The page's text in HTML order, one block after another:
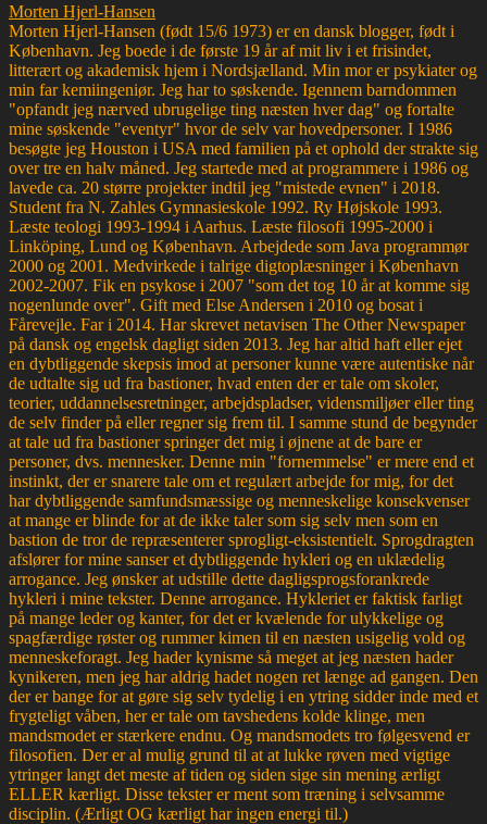
Morten Hjerl-Hansen
Morten Hjerl-Hansen (født 15/6 1973) er en dansk blogger, født i
København. Jeg boede i de første 19 år af mit liv i et frisindet,
litterært og akademisk hjem i Nordsjælland. Min mor er psykiater og
min far kemiingeniør. Jeg har to søskende. Igennem barndommen
"opfandt jeg nærved ubrugelige ting næsten hver dag" og fortalte
mine søskende "eventyr" hvor de selv var hovedpersoner. I 1986
besøgte jeg Houston i USA med familien på et ophold der strakte sig
over tre en halv måned. Jeg startede med at programmere i 1986 og
lavede ca. 20 større projekter indtil jeg "mistede evnen" i 2018.
Student fra N. Zahles Gymnasieskole 1992. Ry Højskole 1993.
Læste teologi 1993-1994 i Aarhus. Læste filosofi 1995-2000 i
Linköping, Lund og København. Arbejdede som Java programmør
2000 og 2001. Medvirkede i talrige digtoplæsninger i København
2002-2007. Fik en psykose i 2007 "som det tog 10 år at komme sig
nogenlunde over". Gift med Else Andersen i 2010 og bosat i
Fårevejle. Far i 2014. Har skrevet netavisen The Other Newspaper
på dansk og engelsk dagligt siden 2013. Jeg har altid haft eller ejet
en dybtliggende skepsis imod at personer kunne være autentiske når
de udtalte sig ud fra bastioner, hvad enten der er tale om skoler,
teorier, uddannelsesretninger, arbejdspladser, vidensmiljøer eller ting
de selv finder på eller regner sig frem til. I samme stund de begynder
at tale ud fra bastioner springer det mig i øjnene at de bare er
personer, dvs. mennesker. Denne min "fornemmelse" er mere end et
instinkt, der er snarere tale om et regulært arbejde for mig, for det
har dybtliggende samfundsmæssige og menneskelige konsekvenser
at mange er blinde for at de ikke taler som sig selv men som en
bastion de tror de repræsenterer sprogligt-eksistentielt. Sprogdragten
afslører for mine sanser et dybtliggende hykleri og en uklædelig
arrogance. Jeg ønsker at udstille dette dagligsprogsforankrede
hykleri i mine tekster. Denne arrogance. Hykleriet er faktisk farligt
på mange leder og kanter, for det er kvælende for ulykkelige og
spagfærdige røster og rummer kimen til en næsten usigelig vold og
menneskeforagt. Jeg hader kynisme så meget at jeg næsten hader
kynikeren, men jeg har aldrig hadet nogen ret længe ad gangen. Den
der er bange for at gøre sig selv tydelig i en ytring sidder inde med et
frygteligt våben, her er tale om tavshedens kolde klinge, men
mandsmodet er stærkere endnu. Og mandsmodets tro følgesvend er
filosofien. Der er al mulig grund til at at lukke røven med vigtige
ytringer langt det meste af tiden og siden sige sin mening ærligt
ELLER kærligt. Disse tekster er ment som træning i selvsamme
disciplin. (Ærligt OG kærligt har ingen energi til.)